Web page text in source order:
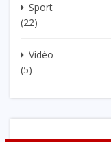
Sport
(22)
Vidéo
(5)